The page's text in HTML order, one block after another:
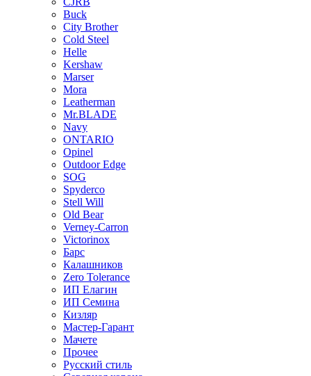
Buck
City Brother
Cold Steel
Helle
Kershaw
Marser
Mora
Leatherman
Mr.BLADE
Navy
ONTARIO
Opinel
Outdoor Edge
SOG
Spyderco
Stell Will
Old Bear
Verney-Carron
Victorinox
Барс
Калашников
Zero Tolerance
ИП Елагин
ИП Семина
Кизляр
Мастер-Гарант
Мачете
Прочее
Русский стиль